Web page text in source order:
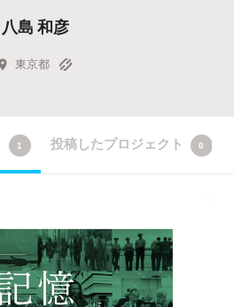
八島 和彦
東京都
1 投稿したプロジェクト 0